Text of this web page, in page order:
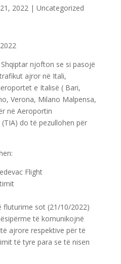
2022| Uncategorized
njofton se si pasojë
ajror në Itali,
e Italisë ( Bari,
Verona, Milano Malpensa,
në Aeroportin
do të pezullohen për
Flight
fluturime sot (21/10/2022)
të komunikojnë
ajrore respektive për të
të tyre para se të nisen